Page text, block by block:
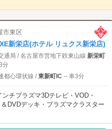
市東区
新栄店(ホテル リュクス新栄店)
通局 / 名古屋市営地下鉄東山線 新栄町
分
都心環状線 /東新町IC -- 車3分
チプラズマ3Dテレビ・VOD・
DVDデッキ・プラズマクラスター